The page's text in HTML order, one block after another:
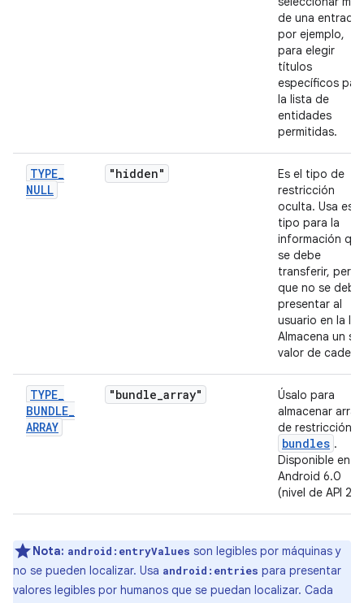
de una entrada,
por ejemplo,
para elegir
títulos
específicos
la lista de
entidades
permitidas.
TYPE_
NULL
"hidden"
Es el tipo de
restricción
oculta. Usa este
tipo para la
información que
se debe
transferir, pero
que no se debe
presentar al
usuario en la IU.
Almacena un
valor de
TYPE_
BUNDLE_
ARRAY
"bundle_array"
Úsalo para
almacenar
de restricción
bundles .
Disponible en
Android 6.0
(nivel de API 23).
Nota: android:entryValues son legibles por máquinas y
no se pueden localizar. Usa android:entries para presentar
valores legibles por humanos que se puedan localizar. Cada